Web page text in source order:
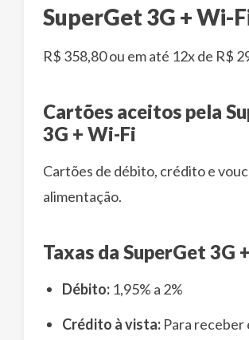
SuperGet 3G + Wi-
R$ 358,80 ou em até 12x de R$
Cartões aceitos pela
3G + Wi-Fi
Cartões de débito, crédito e
alimentação.
Taxas da SuperGet 3G
Débito: 1,95% a 2%
Crédito à vista: Para receber